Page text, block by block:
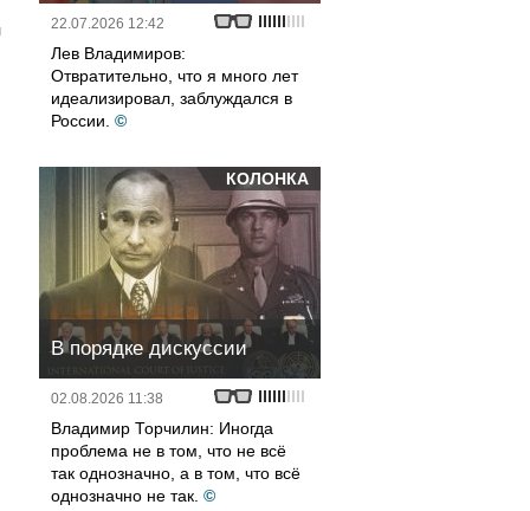
22.07.2026 12:42
Лев Владимиров:
Отвратительно, что я много лет
идеализировал, заблуждался в
России. ©
КОЛОНКА
В порядке дискуссии
02.08.2026 11:38
Владимир Торчилин: Иногда
проблема не в том, что не всё
так однозначно, а в том, что всё
однозначно не так. ©